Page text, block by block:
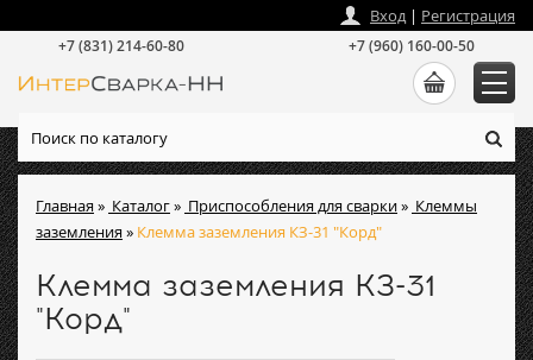
Главная» Каталог» Приспособления для сварки» Клеммы
заземления» Клемма заземления КЗ-31 "Корд"
Клемма заземления КЗ-31
"Корд"
Вход| Регистрация
+7 (831) 214-60-80 +7 (960) 160-00-50